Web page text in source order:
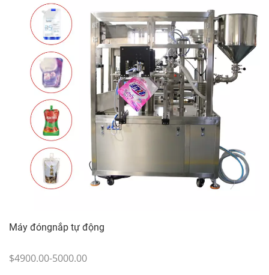
Máy đóngnắp tự động
$4900.00-5000.00